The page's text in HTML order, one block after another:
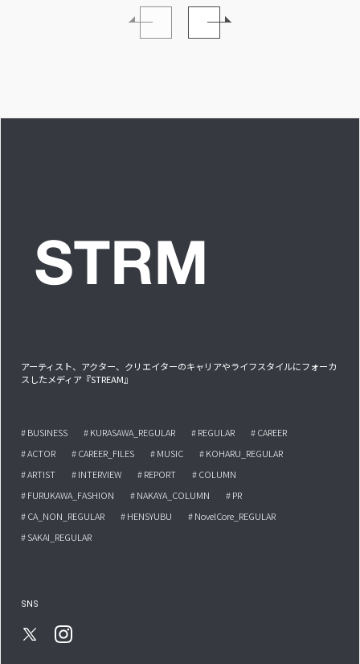
質問”のんちゃんはラ
力を磨いていきた
アーティスト、アクター、クリエイターのキャリアやライフスタイルにフォーカ
スしたメディア『STREAM』
# BUSINESS # KURASAWA_REGULAR # REGULAR
# CAREER
# ACTOR
# CAREER_FILES # MUSIC
# KOHARU_REGULAR
# ARTIST
# INTERVIEW # REPORT
# COLUMN
# FURUKAWA_FASHION
# NAKAYA_COLUMN
# PR
# CA_NON_REGULAR
# HENSYUBU
# NovelCore_REGULAR
# SAKAI_REGULAR
SNS